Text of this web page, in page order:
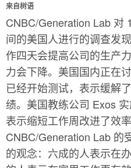
来自树语
CNBC/Generation Lab 对
间的美国人进行的调查发
作四天会提高公司的生产
力会下降。美国国内正在
已经开始测试，表示缓解
绩。美国教练公司 Exos
表示缩短工作周改进了效
CNBC/Generation Lab 的
的观念：六成的人表示在